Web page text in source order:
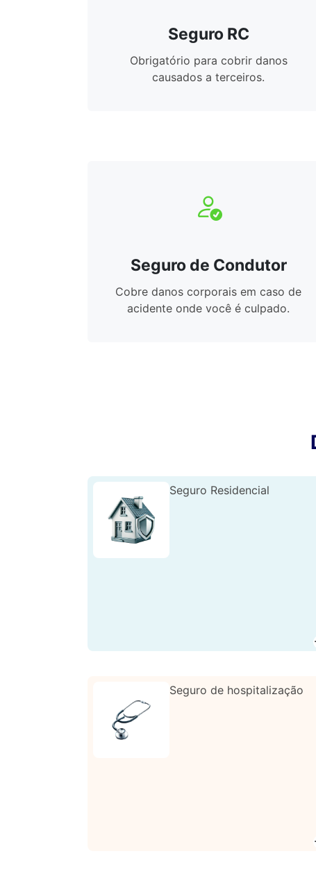
Seguro RC
Obrigatório para cobrir danos
causados a terceiros.
Seguro de Condutor
Cobre danos corporais em caso de
acidente onde você é culpado.
Seguro Residencial
Seguro de hospitalização